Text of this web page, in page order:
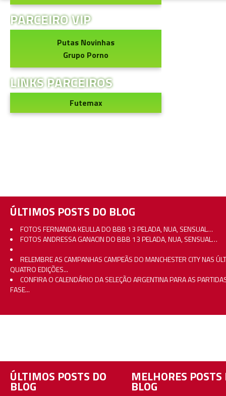
PARCEIRO VIP
Putas Novinhas
Grupo Porno
LINKS PARCEIROS
Futemax
ÚLTIMOS POSTS DO BLOG
FOTOS FERNANDA KEULLA DO BBB 13 PELADA, NUA, SENSUAL…
FOTOS ANDRESSA GANACIN DO BBB 13 PELADA, NUA, SENSUAL…
RELEMBRE AS CAMPANHAS CAMPEÃS DO MANCHESTER CITY NAS
QUATRO EDIÇÕES...
CONFIRA O CALENDÁRIO DA SELEÇÃO ARGENTINA PARA AS
FASE...
ÚLTIMOS POSTS DO
BLOG
MELHORES POSTS
BLOG